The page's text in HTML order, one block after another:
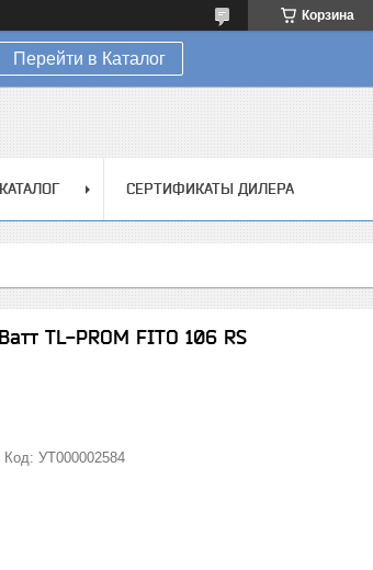
Корзина
Перейти в Каталог
КАТАЛОГ СЕРТИФИКАТЫ ДИЛЕРА
TL-PROM FITO 106 RS
Код: УТ000002584